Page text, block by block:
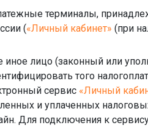
терминалы,
(«Личный кабинет» (при
иное лицо (законный или
того
сервис «Личный
и уплаченных
Для подключения к